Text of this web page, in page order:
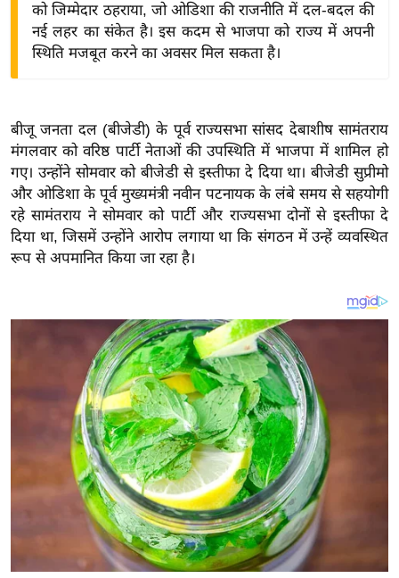
ष
ज्ञ
रा
य
ब
ज
ट
ल
L
2
2
6
को जिम्मेदार ठहराया, जो ओडिशा की राजनीति में दल-बदल की
नई लहर का संकेत है। इस कदम से भाजपा को राज्य में अपनी
स्थिति मजबूत करने का अवसर मिल सकता है।
बीजू जनता दल (बीजेडी) के पूर्व राज्यसभा सांसद देबाशीष सामंतराय
मंगलवार को वरिष्ठ पार्टी नेताओं की उपस्थिति में भाजपा में शामिल हो
गए। उन्होंने सोमवार को बीजेडी से इस्तीफा दे दिया था। बीजेडी सुप्रीमो
और ओडिशा के पूर्व मुख्यमंत्री नवीन पटनायक के लंबे समय से सहयोगी
रहे सामंतराय ने सोमवार को पार्टी और राज्यसभा दोनों से इस्तीफा दे
दिया था, जिसमें उन्होंने आरोप लगाया था कि संगठन में उन्हें व्यवस्थित
रूप से अपमानित किया जा रहा है।